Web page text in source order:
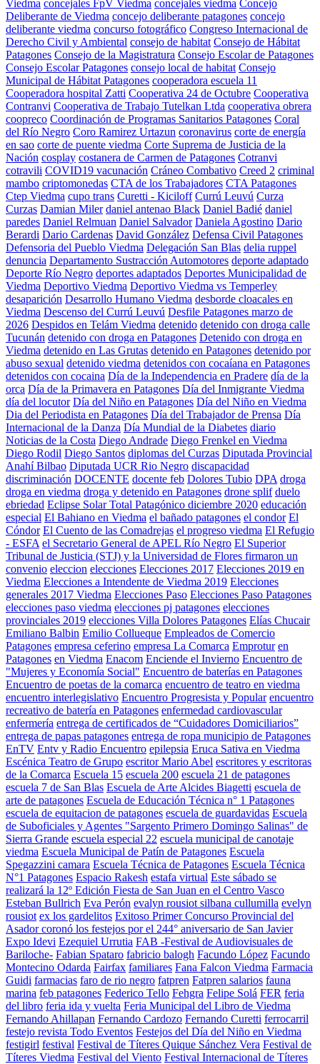
Viedma concejales FpV Viedma concejales viedma Concejo
Deliberante de Viedma concejo deliberante patagones concejo
deliberante viedma concurso fotográfico Congreso Internacional de
Derecho Civil y Ambiental consejo de habitat Consejo de Hábitat
Patagones Consejo de la Magistratura Consejo Escolar de Patagones
Consejo Escolar Patagones consejo local de habitat Consejo
Municipal de Hábitat Patagones cooperadora escuela 11
Cooperadora hospital Zatti Cooperativa 24 de Octubre Cooperativa
Contranvi Cooperativa de Trabajo Tutelkan Ltda cooperativa obrera
coopreco Coordinación de Programas Sanitarios Patagones Coral
del Río Negro Coro Ramirez Urtazun coronavirus corte de energía
en sao corte de puente viedma Corte Suprema de Justicia de la
Nación cosplay costanera de Carmen de Patagones Cotranvi
cotravili COVID19 vacunación Cráneo Combativo Creed 2 criminal
mambo criptomonedas CTA de los Trabajadores CTA Patagones
Ctep Viedma cupo trans Curetti - Kiciloff Currú Leuvú Curza
Curzas Damian Miler daniel antenao Black Daniel Badié daniel
paredes Daniel Relmuan Daniel Salvador Daniela Agostino Dario
Berardi Dario Cardenas David González Defensa Civil Patagones
Defensoria del Pueblo Viedma Delegación San Blas delia ruppel
denuncia Departamento Sustracción Automotores deporte adaptado
Deporte Río Negro deportes adaptados Deportes Municipalidad de
Viedma Deportivo Viedma Deportivo Viedma vs Temperley
desaparición Desarrollo Humano Viedma desborde cloacales en
Viedma Descenso del Currú Leuvú Desfile Patagones marzo de
2026 Despidos en Telám Viedma detenido detenido con droga calle
Tucunán detenido con droga en Patagones Detenido con droga en
Viedma detenido en Las Grutas detenido en Patagones detenido por
abuso sexual detenido viedma detenidos con cocaíana en Patagones
detenidos con cocaina Día de la Independencia en Pradere día de la
orca Día de la Primavera en Patagones Día del Inmigrante Viedma
día del locutor Día del Niño en Patagones Día del Niño en Viedma
Dia del Periodista en Patagones Día del Trabajador de Prensa Día
Internacional de la Danza Día Mundial de la Diabetes diario
Noticias de la Costa Diego Andrade Diego Frenkel en Viedma
Diego Rodil Diego Santos diplomas del Curzas Diputada Provincial
Anahí Bilbao Diputada UCR Rio Negro discapacidad
discriminación DOCENTE docente feb Dolores Tubio DPA droga
droga en viedma droga y detenido en Patagones drone splif duelo
ebriedad Eclipse Solar Total Patagónico diciembre 2020 educación
especial El Bahiano en Viedma el bañado patagones el condor El
Cóndor El Cuento de las Comadrejas el progreso viedma El Refugio
- ESFA el Secretario General de APEL Río Negro El Superior
Tribunal de Justicia (STJ) y la Universidad de Flores firmaron un
convenio eleccion elecciones Elecciones 2017 Elecciones 2019 en
Viedma Elecciones a Intendente de Viedma 2019 Elecciones
generales 2017 Viedma Elecciones Paso Elecciones Paso Patagones
elecciones paso viedma elecciones pj patagones elecciones
provinciales 2019 elecciones Villa Dolores Patagones Elías Chucair
Emiliano Balbin Emilio Collueque Empleados de Comercio
Patagones empresa ceferino empresa La Comarca Emprotur en
Patagones en Viedma Enacom Enciende el Invierno Encuentro de
"Mujeres y Economía Social" Encuentro de baterías en Patagones
Encuentro de poetas de la comarca encuentro de teatro en viedma
encuentro interlegislativo Encuentro Progresista y Popular encuentro
recreativo de batería en Patagones enfermedad cardiovascular
enfermería entrega de certificados de “Cuidadores Domiciliarios”
entrega de papas patagones entrega de ropa municipio de Patagones
EnTV Entv y Radio Encuentro epilepsia Eruca Sativa en Viedma
Escénica Teatro de Grupo escritor Mario Abel escritores y escritoras
de la Comarca Escuela 15 escuela 200 escuela 21 de patagones
escuela 7 de San Blas Escuela de Arte Alcides Biagetti escuela de
arte de patagones Escuela de Educación Técnica n° 1 Patagones
escuela de equitacion de patagones escuela de guardavidas Escuela
de Suboficiales y Agentes "Sargento Primero Domingo Salinas" de
Sierra Grande escuela especial 22 escuela municipal de canotaje
viedma Escuela Municipal de Patín de Patagones Escuela
Spegazzini camara Escuela Técnica de Patagones Escuela Técnica
N°1 Patagones Espacio Rakesh estafa virtual Este sábado se
realizará la 12º Edición Fiesta de San Juan en el Centro Vasco
Esteban Bullrich Eva Perón evalyn rousiot silbana cullumilla evelyn
rousiot ex los gardelitos Exitoso Primer Concurso Provincial del
Asador coronó los festejos por el 244° aniversario de San Javier
Expo Idevi Ezequiel Urrutia FAB -Festival de Audiovisuales de
Bariloche- Fabian Spataro fabricio balogh Facundo López Facundo
Montecino Odarda Fairfax familiares Fana Falcon Viedma Farmacia
Guidi farmacias faro de rio negro fatpren Fatpren salarios fauna
marina feb patagones Federico Tello Fehgra Felipe Solá FER feria
del libro feria ida y vuelta Feria Municipal del Libro de Viedma
Fernando Ahillapan Fernando Cardozo Fernando Curetti ferrocarril
festejo revista Todo Eventos Festejos del Día del Niño en Viedma
festigirl festival Festival de Títeres Quique Sánchez Vera Festival de
Títeres Viedma Festival del Viento Festival Internacional de Títeres